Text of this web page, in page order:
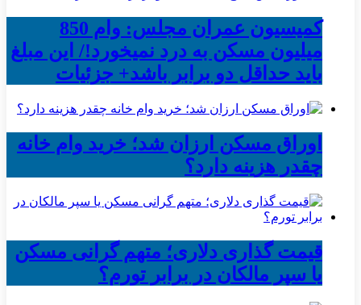
کمیسیون عمران مجلس: وام 850
میلیون مسکن به درد نمیخورد!/ این مبلغ
باید حداقل دو برابر باشد+ جزئیات
اوراق مسکن ارزان شد؛ خرید وام خانه
چقدر هزینه دارد؟
قیمت گذاری دلاری؛ متهم گرانی مسکن
یا سپر مالکان در برابر تورم؟